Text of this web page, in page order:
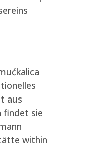
aus
findet sie
within